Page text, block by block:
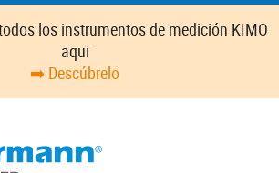
los instrumentos de medición KIMO
aquí
➡️ Descúbrelo